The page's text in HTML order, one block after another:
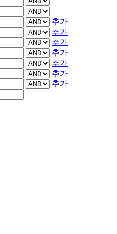
추가
추가
추가
추가
추가
추가
추가